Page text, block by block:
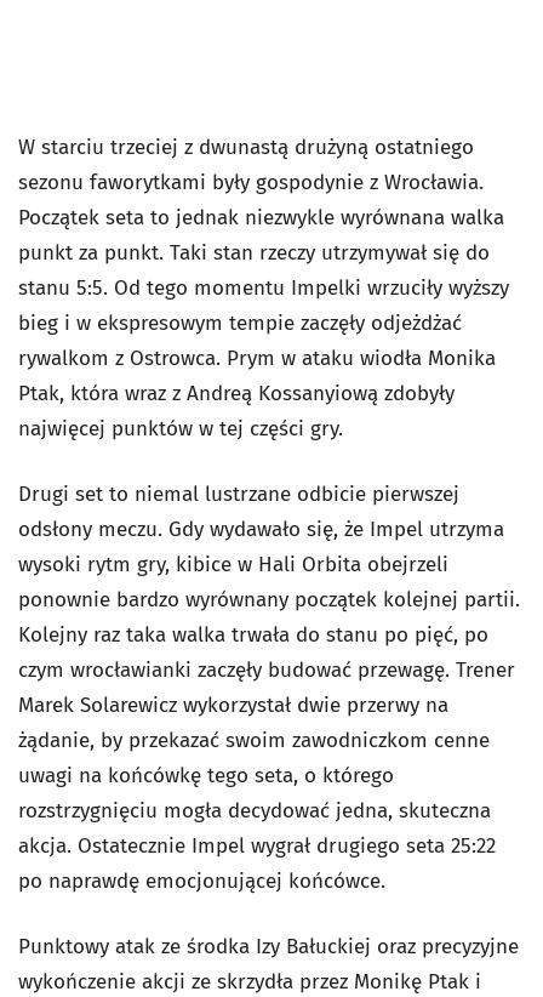
W starciu trzeciej z dwunastą drużyną ostatniego
sezonu faworytkami były gospodynie z Wrocławia.
Początek seta to jednak niezwykle wyrównana walka
punkt za punkt. Taki stan rzeczy utrzymywał się do
stanu 5:5. Od tego momentu Impelki wrzuciły wyższy
bieg i w ekspresowym tempie zaczęły odjeżdżać
rywalkom z Ostrowca. Prym w ataku wiodła Monika
Ptak, która wraz z Andreą Kossanyiową zdobyły
najwięcej punktów w tej części gry.
Drugi set to niemal lustrzane odbicie pierwszej
odsłony meczu. Gdy wydawało się, że Impel utrzyma
wysoki rytm gry, kibice w Hali Orbita obejrzeli
ponownie bardzo wyrównany początek kolejnej partii.
Kolejny raz taka walka trwała do stanu po pięć, po
czym wrocławianki zaczęły budować przewagę. Trener
Marek Solarewicz wykorzystał dwie przerwy na
żądanie, by przekazać swoim zawodniczkom cenne
uwagi na końcówkę tego seta, o którego
rozstrzygnięciu mogła decydować jedna, skuteczna
akcja. Ostatecznie Impel wygrał drugiego seta 25:22
po naprawdę emocjonującej końcówce.
Punktowy atak ze środka Izy Bałuckiej oraz precyzyjne
wykończenie akcji ze skrzydła przez Monikę Ptak i